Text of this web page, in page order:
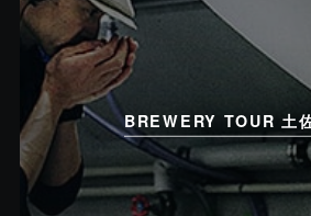
BREWERY TOUR 土